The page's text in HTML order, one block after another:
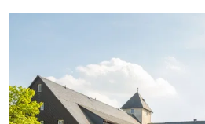
Doppelzimmer Komfort Design
2 Erwachsene